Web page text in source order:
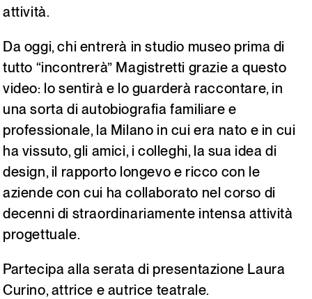
attività.
Da oggi, chi entrerà in studio museo prima di
tutto “incontrerà” Magistretti grazie a questo
video: lo sentirà e lo guarderà raccontare, in
una sorta di autobiografia familiare e
professionale, la Milano in cui era nato e in cui
ha vissuto, gli amici, i colleghi, la sua idea di
design, il rapporto longevo e ricco con le
aziende con cui ha collaborato nel corso di
decenni di straordinariamente intensa attività
progettuale.
Partecipa alla serata di presentazione Laura
Curino, attrice e autrice teatrale.